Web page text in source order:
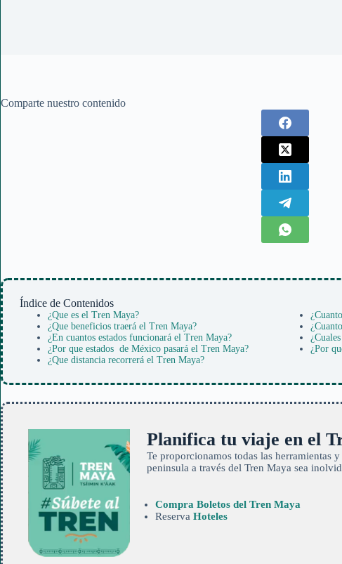
Comparte nuestro contenido
Índice de Contenidos
¿Que es el Tren Maya?
¿Que beneficios traerá el Tren Maya?
¿En cuantos estados funcionará el Tren Maya?
¿Por que estados de México pasará el Tren Maya?
¿Que distancia recorrerá el Tren Maya?
¿Por
Planifica tu viaje en el
Te proporcionamos todas las herramientas
peninsula a través del Tren Maya sea
Compra Boletos del Tren Maya
ReservaHoteles